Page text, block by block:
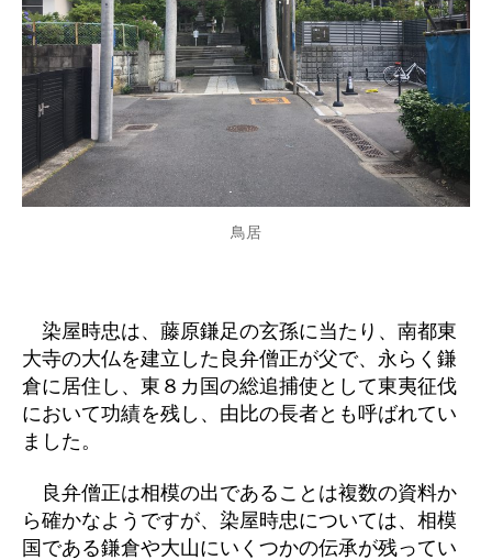
鳥居
染屋時忠は、藤原鎌足の玄孫に当たり、南都東
大寺の大仏を建立した良弁僧正が父で、永らく鎌
倉に居住し、東８カ国の総追捕使として東夷征伐
において功績を残し、由比の長者とも呼ばれてい
ました。
良弁僧正は相模の出であることは複数の資料か
ら確かなようですが、染屋時忠については、相模
国である鎌倉や大山にいくつかの伝承が残ってい